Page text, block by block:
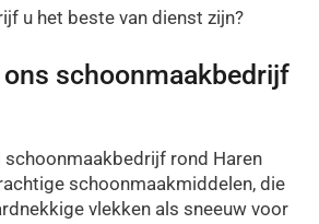
u het beste van dienst zijn?
schoonmaakbedrijf
rond Haren
schoonmaakmiddelen, die
vlekken als sneeuw voor